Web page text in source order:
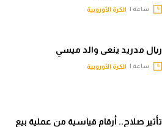
ساعة | الكرة الأوروبية
ريال مدريد ينعى والد ميسي
ساعة | الكرة الأوروبية
تأثير صلاح.. أرقام قياسية من عملية بيع